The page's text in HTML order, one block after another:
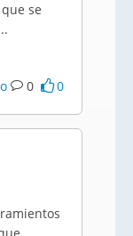
se
0 0